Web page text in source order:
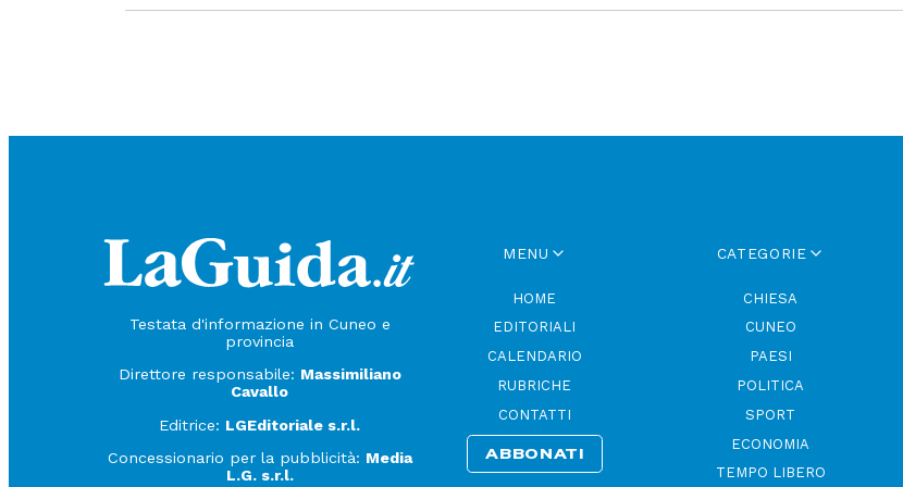
Testata d'informazione in Cuneo e
provincia
Direttore responsabile: Massimiliano
Cavallo
Editrice: LGEditoriale s.r.l.
Concessionario per la pubblicità: Media
L.G. s.r.l.
MENU
HOME
EDITORIALI
CALENDARIO
RUBRICHE
CONTATTI
ABBONATI
CATEGORIE
CHIESA
CUNEO
PAESI
POLITICA
SPORT
ECONOMIA
TEMPO LIBERO